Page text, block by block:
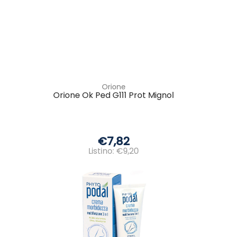
Orione
Orione Ok Ped G111 Prot Mignol
€7,82
Listino: €9,20